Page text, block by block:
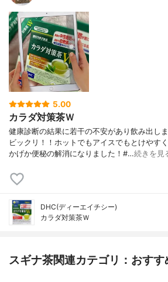
5.00
カラダ対策茶Ｗ
健康診断の結果に若干の不安があり飲み出し
ビックリ！！ホットでもアイスでもとけやす
かげか便秘の解消になりました！#…続きを見
DHC(ディーエイチシー)
カラダ対策茶Ｗ
スギナ茶関連カテゴリ：おす